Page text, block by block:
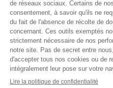
Qui sommes-nous ?
Savons personnalisés
Visiter le musée
Devenir revendeur
Dans les médias
Salle de séminaire